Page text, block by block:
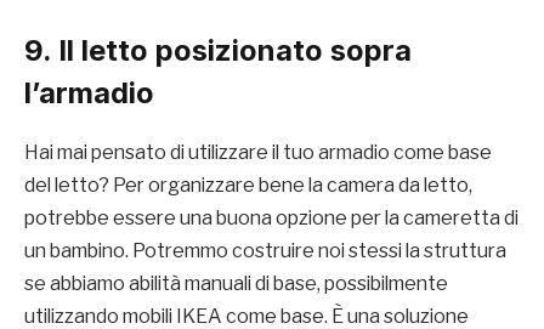
9. Il letto posizionato sopra
l’armadio
Hai mai pensato di utilizzare il tuo armadio come base
del letto? Per organizzare bene la camera da letto,
potrebbe essere una buona opzione per la cameretta di
un bambino. Potremmo costruire noi stessi la struttura
se abbiamo abilità manuali di base, possibilmente
utilizzando mobili IKEA come base. È una soluzione